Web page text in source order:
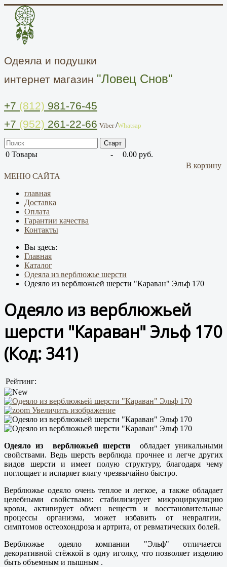
Одеяла и подушки
интернет магазин "Ловец Снов"
+7 (812) 981-76-45
+7 (952) 261-22-66 Viber/Whatsap
0 Товары -
0.00 руб.
В корзину
МЕНЮ САЙТА
главная
Доставка
Оплата
Гарантии качества
Контакты
Вы здесь:
Главная
Каталог
Одеяла из верблюжье шерсти
Одеяло из верблюжьей шерсти "Караван" Эльф 170
Одеяло из верблюжьей
шерсти "Караван" Эльф 170
(Код: 341)
Рейтинг:
Увеличить изображение
Одеяло из верблюжьей шерсти обладает уникальными
свойствами. Ведь шерсть верблюда прочнее и легче других
видов шерсти и имеет полую структуру, благодаря чему
поглощает и испаряет влагу чрезвычайно быстро.
Верблюжье одеяло очень теплое и легкое, а также обладает
целебными свойствами: стабилизирует микроциркуляцию
крови, активирует обмен веществ и восстановительные
процессы организма, может избавить от невралгии,
симптомов остеохондроза и артрита, от ревматических болей.
Верблюжье одеяло компании "Эльф" отличается
декоративной стёжкой в одну иголку, что позволяет изделию
быть объемным и пышным .